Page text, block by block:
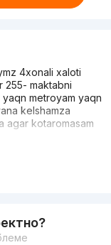
4xonali xaloti
255- maktabni
metroyam yaqn
kelshamza
agar kotaromasam